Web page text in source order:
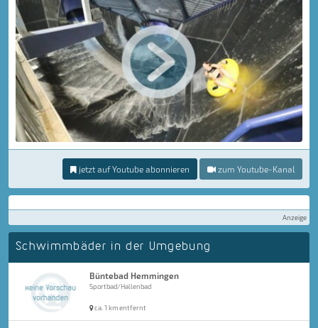
jetzt auf Youtube abonnieren zum Youtube-Kanal
Anzeige
Schwimmbäder in der Umgebung
Büntebad Hemmingen
Sportbad/Hallenbad
ca. 1 km entfernt